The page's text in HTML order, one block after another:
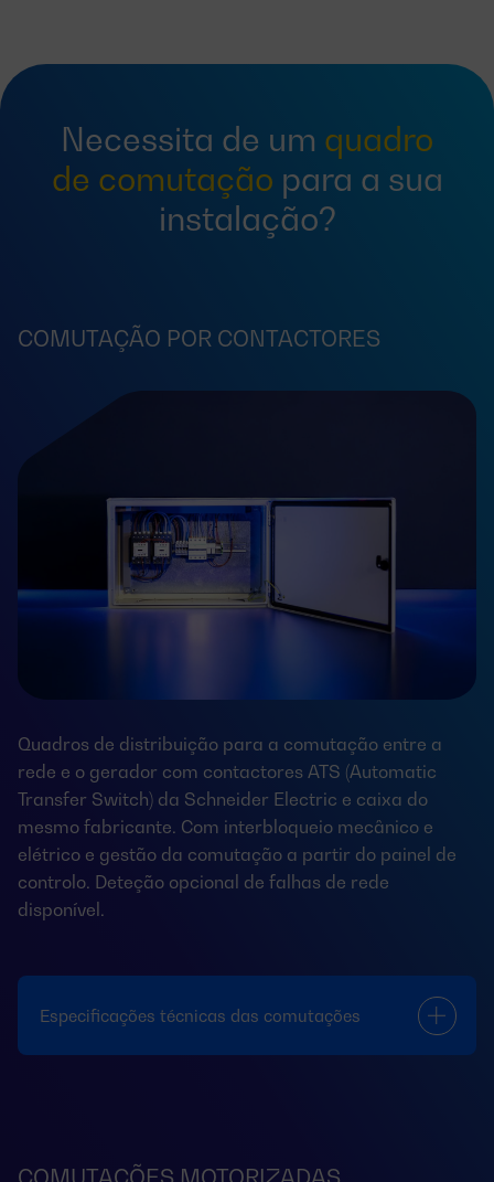
Necessita de um quadro
de comutação para a sua
instalação?
COMUTAÇÃO POR CONTACTORES
Quadros de distribuição para a comutação entre a
rede e o gerador com contactores ATS (Automatic
Transfer Switch) da Schneider Electric e caixa do
mesmo fabricante. Com interbloqueio mecânico e
elétrico e gestão da comutação a partir do painel de
controlo. Deteção opcional de falhas de rede
disponível.
Especificações técnicas das comutações